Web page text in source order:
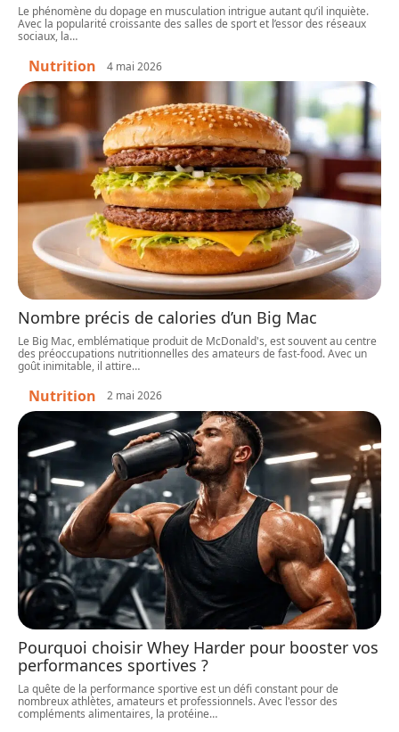
Le phénomène du dopage en musculation intrigue autant qu’il inquiète.
Avec la popularité croissante des salles de sport et l’essor des réseaux
sociaux, la…
Nutrition 4 mai 2026
Nombre précis de calories d’un Big Mac
Le Big Mac, emblématique produit de McDonald's, est souvent au centre
des préoccupations nutritionnelles des amateurs de fast-food. Avec un
goût inimitable, il attire…
Nutrition 2 mai 2026
Pourquoi choisir Whey Harder pour booster vos
performances sportives ?
La quête de la performance sportive est un défi constant pour de
nombreux athlètes, amateurs et professionnels. Avec l'essor des
compléments alimentaires, la protéine…